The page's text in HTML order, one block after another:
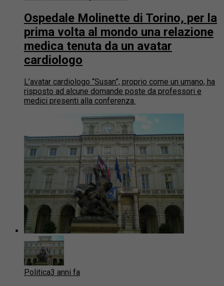
Ospedale Molinette di Torino, per la
prima volta al mondo una relazione
medica tenuta da un avatar
cardiologo
L’avatar cardiologo “Susan”, proprio come un umano, ha
risposto ad alcune domande poste da professori e
medici presenti alla conferenza.
Politica3 anni fa